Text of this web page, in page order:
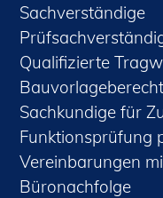
Sachverständige
Qualifizierte
Sachkundige für
Funktionsprüfung
Vereinbarungen
Büronachfolge